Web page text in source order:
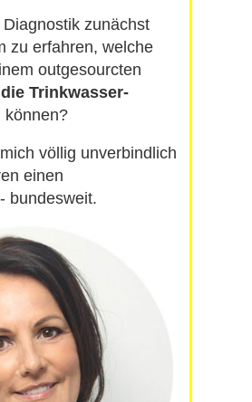
zunächst
zu erfahren, welche
outgesourcten
Trinkwasser-
können?
völlig unverbindlich
einen
bundesweit.